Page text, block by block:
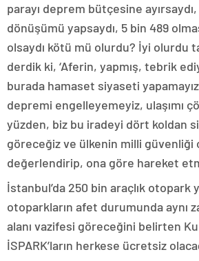
parayı deprem bütçesine
dönüşümü yapsaydı, 5 bin 489
olsaydı kötü mü olurdu? İyi olurdu
derdik ki, ‘Aferin, yapmış, tebrik
burada hamaset siyaseti
depremi engelleyemeyiz, ulaşımı
yüzden, biz bu iradeyi dört koldan
göreceğiz ve ülkenin milli güvenliği
değerlendirip, ona göre hareket
İstanbul’da 250 bin araçlık otopark
otoparkların afet durumunda aynı
alanı vazifesi göreceğini belirten
İSPARK’ların herkese ücretsiz